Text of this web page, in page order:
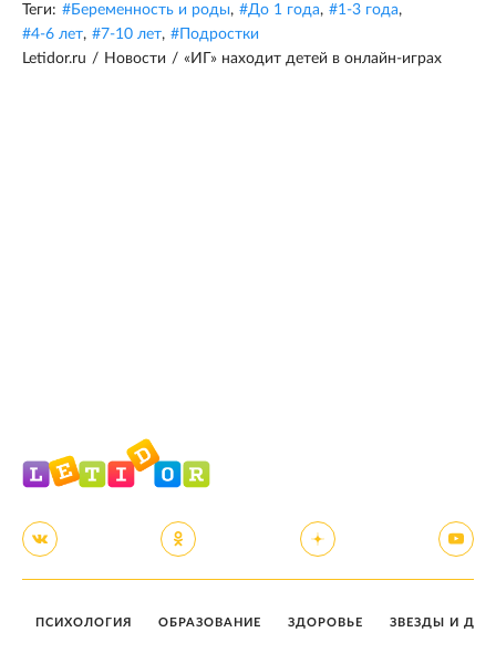
Теги: #Беременность и роды, #До 1 года, #1-3 года,
#4-6 лет, #7-10 лет, # Подростки
Letidor.ru / Новости / «ИГ» находит детей в онлайн-играх
ПСИХОЛОГИЯ ОБРАЗОВАНИЕ ЗДОРОВЬЕ ЗВЕЗДЫ И